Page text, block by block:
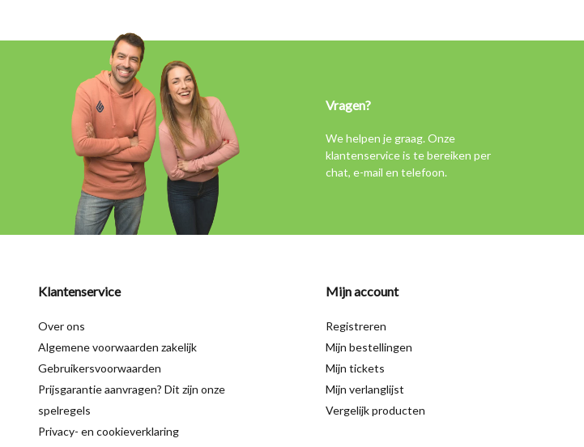
Vragen?
We helpen je graag. Onze
klantenservice is te bereiken per
chat, e-mail en telefoon.
Klantenservice
Over ons
Algemene voorwaarden zakelijk
Gebruikersvoorwaarden
Prijsgarantie aanvragen? Dit zijn onze
spelregels
Privacy- en cookieverklaring
Mijn account
Registreren
Mijn bestellingen
Mijn tickets
Mijn verlanglijst
Vergelijk producten